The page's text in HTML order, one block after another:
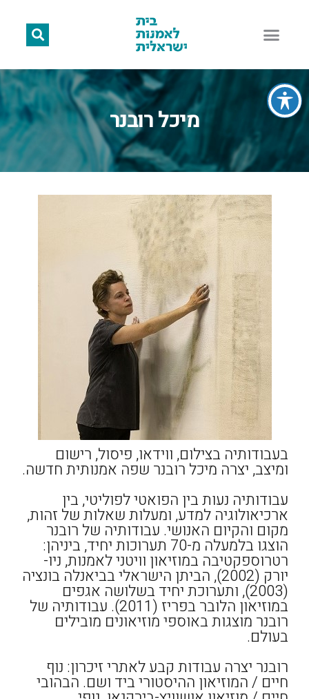
מיכל רובנר
בעבודותיה בצילום, ווידאו, פיסול, רישום
ומיצב, יצרה מיכל רובנר שפה אמנותית חדשה.
עבודותיה נעות בין הפואטי לפוליטי, בין
ארכיאולוגיה למדע, ומעלות שאלות של זהות,
מקום והקיום האנושי. עבודותיה של רובנר
הוצגו בלמעלה מ-70 תערוכות יחיד, ביניהן:
רטרוספקטיבה במוזיאון וויטני לאמנות, ניו-
יורק (2002), הביתן הישראלי בביאנלה בונציה
(2003), ותערוכת יחיד בשלושה אגפים
במוזיאון הלובר בפריז (2011). עבודותיה של
רובנר מוצגות באוספי מוזיאונים מובילים
בעולם.
רובנר יצרה עבודות קבע לאתרי זיכרון: נוף
חיים / המוזיאון ההיסטורי ביד ושם. הבהובי